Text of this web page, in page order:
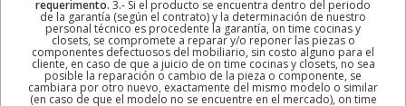
requerimento. 3.- Si el producto se encuentra dentro del periodo
de la garantía (según el contrato) y la determinación de nuestro
personal técnico es procedente la garantía, on time cocinas y
closets, se compromete a reparar y/o reponer las piezas o
componentes defectuosos del mobiliario, sin costo alguno para el
cliente, en caso de que a juicio de on time cocinas y closets, no sea
posible la reparación o cambio de la pieza o componente, se
cambiara por otro nuevo, exactamente del mismo modelo o similar
(en caso de que el modelo no se encuentre en el mercado), on time